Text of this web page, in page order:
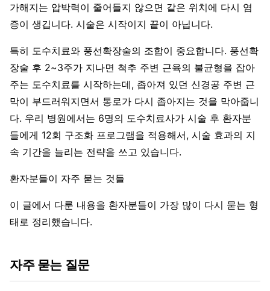
가해지는 압박력이 줄어들지 않으면 같은 위치에 다시 염
증이 생깁니다. 시술은 시작이지 끝이 아닙니다.
특히 도수치료와 풍선확장술의 조합이 중요합니다. 풍선확
장술 후 2~3주가 지나면 척추 주변 근육의 불균형을 잡아
주는 도수치료를 시작하는데, 좁아져 있던 신경공 주변 근
막이 부드러워지면서 통로가 다시 좁아지는 것을 막아줍니
다. 우리 병원에서는 6명의 도수치료사가 시술 후 환자분
들에게 12회 구조화 프로그램을 적용해서, 시술 효과의 지
속 기간을 늘리는 전략을 쓰고 있습니다.
환자분들이 자주 묻는 것들
이 글에서 다룬 내용을 환자분들이 가장 많이 다시 묻는 형
태로 정리했습니다.
자주 묻는 질문